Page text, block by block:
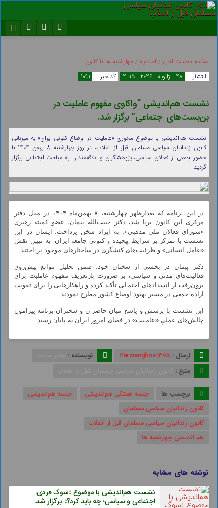
سروش
ایتا
رمز عبور
مرا به خاطر بسپار
صفحه نخست اخبار / اطلاعیه / چهارشنبه ها با کانون
انتشار :
28 - ژانویه - 2026 - 21:15 کد خبر :
1091
نشست هم‌اندیشی “واکاوی مفهوم عاملیت در
بن‌بست‌های اجتماعی” برگزار شد.
نشست هم‌اندیشی با موضوع محوری «عاملیت در اوضاع کنونی ایران» به میزبانی
کانون زندانیان سیاسی مسلمان قبل از انقلاب، در روز چهارشنبه 8 بهمن 1404 با
حضور جمعی از فعالان سیاسی، پژوهشگران و علاقه‌مندان به مباحث اجتماعی برگزار
گردید.
در این برنامه که بعدازظهر چهارشنبه، ۸ بهمن‌ماه ۱۴۰۴ در محل دفتر
مرکزی این کانون برپا شد، دکتر حبیب‌الله پیمان، عضو کمیته رهبری
«شورای فعالان ملی مذهبی»، به ایراد سخن پرداخت. ایشان در این
نشست با تمرکز بر شرایط پیچیده و کنونی جامعه ایران، به تبیین نقش
«عامل انسانی» و ظرفیت‌های کنشگری در ساختارهای موجود پرداختند.
دکتر پیمان در بخشی از سخنان خود، ضمن تحلیل موانع پیش‌روی
فعالیت‌های مدنی و سیاسی، بر ضرورت بازتعریف مفهوم عاملیت برای
برون‌رفت از انسدادهای احتمالی تأکید کرده و راهکارهایی را برای تقویت
اراده جمعی در مسیر بهبود اوضاع کشور مطرح نمودند.
این نشست با پرسش و پاسخ میان حاضران و سخنران برنامه پیرامون
چالش‌های عملیِ «عاملیت» در فضای امروز ایران به پایان رسید.
ارسال : Persianghost375 نویسنده :
منبع :
برچسب ها جلسه هفتگی هم‌اندیشی
جلسه هم‌اندیشی
کانون زندانیان سیاسی مسلمان
کانون زندانیان سیاسی مسلمان قبل از انقلاب
هم اندیشی چهارشنبه ها
نوشته های مشابه
نشست هم‌اندیشی با موضوع «سوگ فردی،
اجتماعی و سیاسی؛ چه باید کرد؟» برگزار شد.